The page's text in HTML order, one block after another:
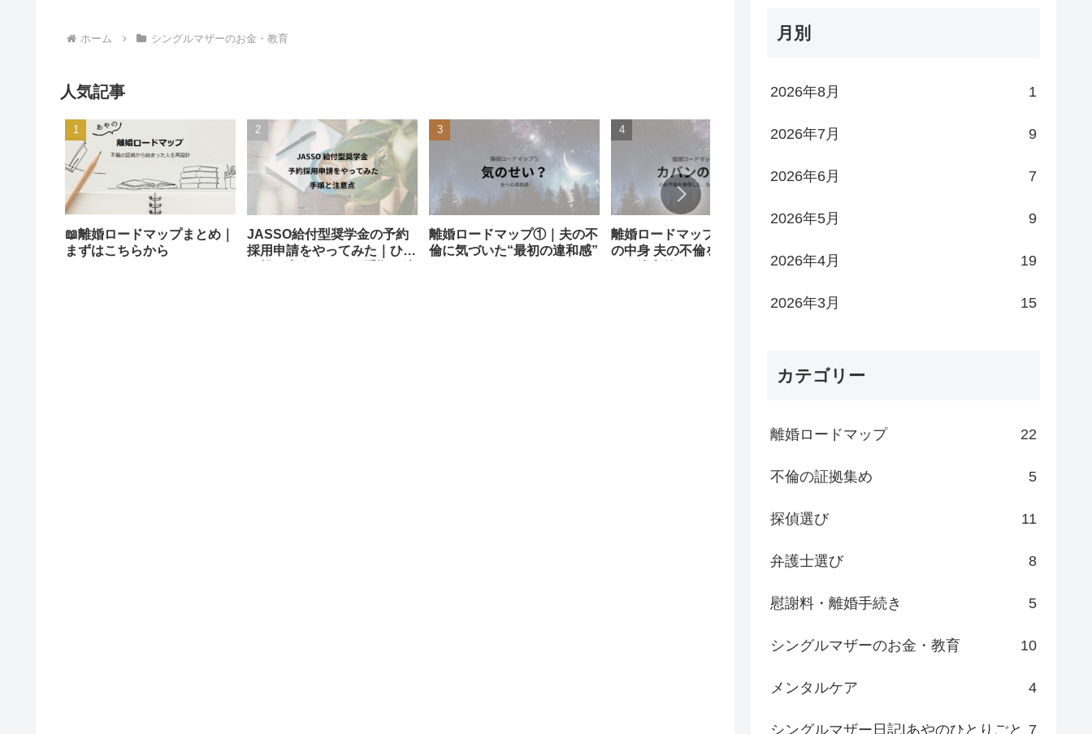
ホーム シングルマザーのお金・教育
人気記事
📖離婚ロードマップまとめ｜
まずはこちらから
JASSO給付型奨学金の予約
採用申請をやってみた｜ひと
離婚ロードマップ①｜夫の不
倫に気づいた“最初の違和感”
離婚ロードマップ②｜カバン
の中身 夫の不倫を確信し
手の衝撃の事実【慰謝料請
求・内容証明と弁護士交渉】
特定された一部始終
月別
2026年8月 1
2026年7月 9
2026年6月 7
2026年5月 9
2026年4月 19
2026年3月 15
カテゴリー
離婚ロードマップ 22
不倫の証拠集め 5
探偵選び 11
弁護士選び 8
慰謝料・離婚手続き 5
シングルマザーのお金・教育 10
メンタルケア 4
シングルマザー日記|あやのひとりごと 7